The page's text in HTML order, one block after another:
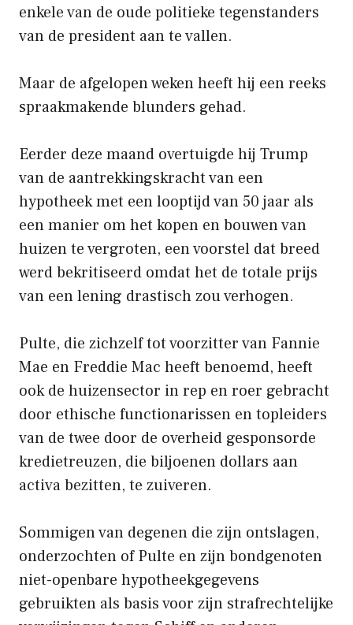
enkele van de oude politieke tegenstanders
van de president aan te vallen.
Maar de afgelopen weken heeft hij een reeks
spraakmakende blunders gehad.
Eerder deze maand overtuigde hij Trump
van de aantrekkingskracht van een
hypotheek met een looptijd van 50 jaar als
een manier om het kopen en bouwen van
huizen te vergroten, een voorstel dat breed
werd bekritiseerd omdat het de totale prijs
van een lening drastisch zou verhogen.
Pulte, die zichzelf tot voorzitter van Fannie
Mae en Freddie Mac heeft benoemd, heeft
ook de huizensector in rep en roer gebracht
door ethische functionarissen en topleiders
van de twee door de overheid gesponsorde
kredietreuzen, die biljoenen dollars aan
activa bezitten, te zuiveren.
Sommigen van degenen die zijn ontslagen,
onderzochten of Pulte en zijn bondgenoten
niet-openbare hypotheekgegevens
gebruikten als basis voor zijn strafrechtelijke